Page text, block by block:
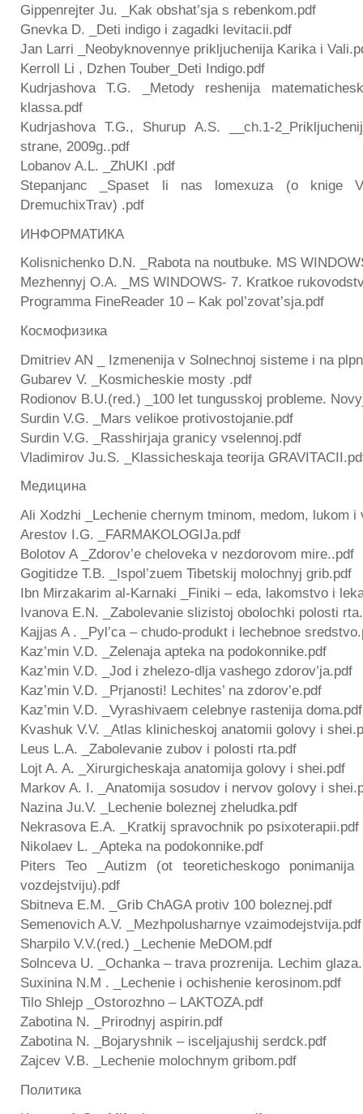
Gippenrejter Ju. _Kak obshat’sja s rebenkom.pdf
Gnevka D. _Deti indigo i zagadki levitacii.pdf
Jan Larri _Neobyknovennye prikljuchenija Karika i
Kerroll Li , Dzhen Touber_Deti Indigo.pdf
Kudrjashova T.G. _Metody reshenija
klassa.pdf
Kudrjashova T.G., Shurup A.S. __ch.1-
strane, 2009g..pdf
Lobanov A.L. _ZhUKI .pdf
Stepanjanc _Spaset li nas lomexuza (o knige
DremuchixTrav) .pdf
ИНФОРМАТИКА
Kolisnichenko D.N. _Rabota na noutbuke. MS
Mezhennyj O.A. _MS WINDOWS- 7. Kratkoe
Programma FineReader 10 – Kak pol’zovat’sja.pdf
Космофизика
Dmitriev AN _ Izmenenija v Solnechnoj sisteme i na
Gubarev V. _Kosmicheskie mosty .pdf
Rodionov B.U.(red.) _100 let tungusskoj probleme.
Surdin V.G. _Mars velikoe protivostojanie.pdf
Surdin V.G. _Rasshirjaja granicy vselennoj.pdf
Vladimirov Ju.S. _Klassicheskaja teorija
Медицина
Ali Xodzhi _Lechenie chernym tminom, medom, lukom i
Arestov I.G. _FARMAKOLOGIJa.pdf
Bolotov A _Zdorov’e cheloveka v nezdorovom mire..pdf
Gogitidze T.B. _Ispol’zuem Tibetskij molochnyj grib.pdf
Ibn Mirzakarim al-Karnaki _Finiki – eda, lakomstvo i
Ivanova E.N. _Zabolevanie slizistoj obolochki polosti
Kajjas A . _Pyl’ca – chudo-produkt i lechebnoe
Kaz’min V.D. _Zelenaja apteka na podokonnike.pdf
Kaz’min V.D. _Jod i zhelezo-dlja vashego zdorov’ja.pdf
Kaz’min V.D. _Prjanosti! Lechites’ na zdorov’e.pdf
Kaz’min V.D. _Vyrashivaem celebnye rastenija doma.pdf
Kvashuk V.V. _Atlas klinicheskoj anatomii golovy i
Leus L.A. _Zabolevanie zubov i polosti rta.pdf
Lojt A. A. _Xirurgicheskaja anatomija golovy i shei.pdf
Markov A. I. _Anatomija sosudov i nervov golovy i
Nazina Ju.V. _Lechenie boleznej zheludka.pdf
Nekrasova E.A. _Kratkij spravochnik po psixoterapii.pdf
Nikolaev L. _Apteka na podokonnike.pdf
Piters Teo _Autizm (ot teoreticheskogo ponimanija
vozdejstviju).pdf
Sbitneva E.M. _Grib ChAGA protiv 100 boleznej.pdf
Semenovich A.V. _Mezhpolusharnye vzaimodejstvija.pdf
Sharpilo V.V.(red.) _Lechenie MeDOM.pdf
Solnceva U. _Ochanka – trava prozrenija. Lechim
Suxinina N.M . _Lechenie i ochishenie kerosinom.pdf
Tilo Shlejp _Ostorozhno – LAKTOZA.pdf
Zabotina N. _Prirodnyj aspirin.pdf
Zabotina N. _Bojaryshnik – isceljajushij serdck.pdf
Zajcev V.B. _Lechenie molochnym gribom.pdf
Политика